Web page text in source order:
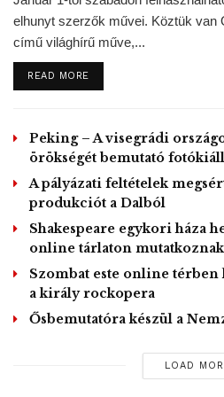
(@brand_arthur)
Az egyik felvételen az alkotás
tulajdonosváltásait
„Nincs kétségem afelől, hogy a
műszakértő, aki abból indul ki,
fotókkal keresnek vásárlót a
médiajelentések szerint a
kép értéke akár a hatmillió eurót
elérheti.
A Singer Laren Múzeum saját
így neoimpresszionista,
holland művészeknek szentelt
címmel az
elhunyt szerzők művei. Köztük van
című világhírű műve,...
READ MOREDETAILS
Peking – A visegrádi
örökségét bemutató
A pályázati feltételek
produkciót a Dalból
Shakespeare egykori háza
online tárlaton
Szombat este online térben
a király rockopera
Ősbemutatóra készül a
LOAD